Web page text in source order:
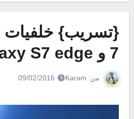
7 و Galaxy S7 edge
من Karam
09/02/2016